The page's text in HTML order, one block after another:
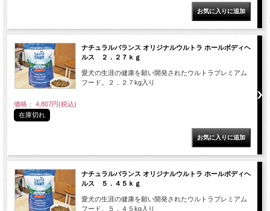
ナチュラルバランス オリジナルウルトラ ホールボディヘ
ルス ２．２７ｋｇ
愛犬の生涯の健康を願い開発されたウルトラプレミアム
フード。２．２７kg入り
価格： 4,807円(税込)
在庫切れ
ナチュラルバランス オリジナルウルトラ ホールボディヘ
ルス ５．４５ｋｇ
愛犬の生涯の健康を願い開発されたウルトラプレミアム
フード。５．４５kg入り